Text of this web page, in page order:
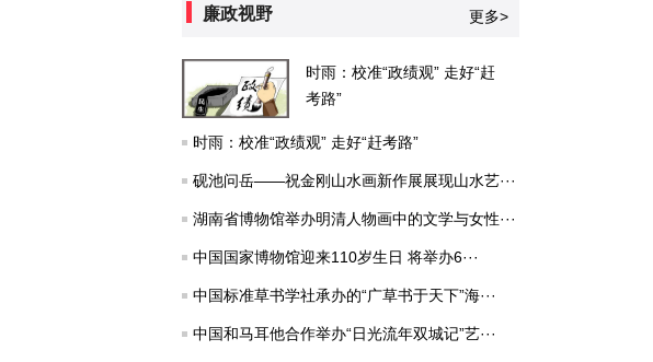
廉政视野 更多>
时雨：校准“政绩观” 走好“赶
考路”
时雨：校准“政绩观” 走好“赶考路”
砚池问岳——祝金刚山水画新作展展现山水艺···
湖南省博物馆举办明清人物画中的文学与女性···
中国国家博物馆迎来110岁生日 将举办6···
中国标准草书学社承办的“广草书于天下”海···
中国和马耳他合作举办“日光流年双城记”艺···